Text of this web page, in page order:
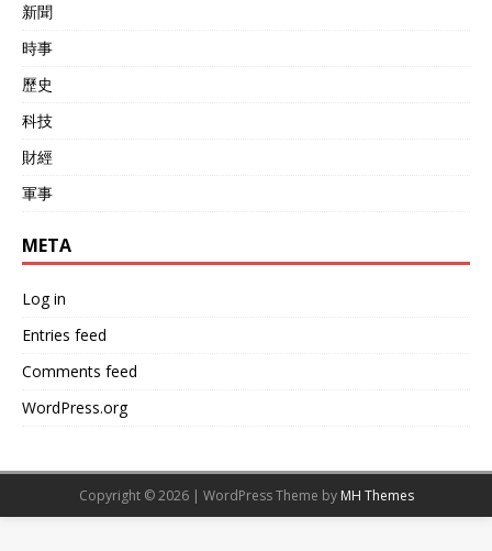
新聞
時事
歷史
科技
財經
軍事
META
Log in
Entries feed
Comments feed
WordPress.org
Copyright © 2026 | WordPress Theme by MH Themes